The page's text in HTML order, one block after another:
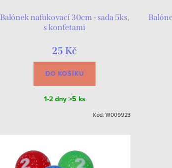
Balónek nafukovací 30cm - sada 5ks,
s konfetami
25 Kč
DO KOŠÍKU
1-2 dny>5 ks
Kód: W009923